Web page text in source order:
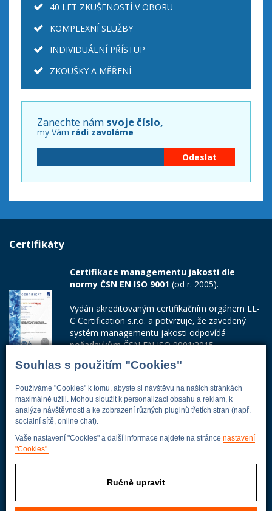
Souhlas s použitím "Cookies"
Používáme "Cookies" k tomu, abyste si návštěvu na našich stránkách
maximálně užili. Mohou sloužit k personalizaci obsahu a reklam, k
analýze návštěvnosti a ke zobrazení různých pluginů třetích stran (např.
socialní sítě, online chat).
Vaše nastavení "Cookies" a další informace najdete na stránce nastavení
"Cookies".
Ručně upravit
40 LET ZKUŠENOSTÍ V OBORU
KOMPLEXNÍ SLUŽBY
INDIVIDUÁLNÍ PŘÍSTUP
ZKOUŠKY A MĚŘENÍ
Zanechte nám svoje číslo,
my Vám rádi zavoláme
Certifikáty
Certifikace managementu jakosti dle
normy ČSN EN ISO 9001 (od r. 2005).
Vydán akreditovaným certifikačním orgánem LL-
C Certification s.r.o. a potvrzuje, že zavedený
systém managementu jakosti odpovídá
požadavkům ČSN EN ISO 9001:2015.
Číslo certifikátu: 42014103
Adresa firmy
Energoekonom